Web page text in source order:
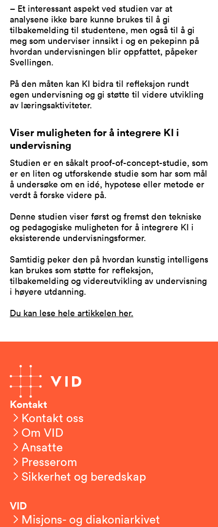
– Et interessant aspekt ved studien var at
analysene ikke bare kunne brukes til å gi
tilbakemelding til studentene, men også til å gi
meg som underviser innsikt i og en pekepinn på
hvordan undervisningen blir oppfattet, påpeker
Svellingen.
På den måten kan KI bidra til refleksjon rundt
egen undervisning og gi støtte til videre utvikling
av læringsaktiviteter.
Viser muligheten for å integrere KI i
undervisning
Studien er en såkalt proof-of-concept-studie, som
er en liten og utforskende studie som har som mål
å undersøke om en idé, hypotese eller metode er
verdt å forske videre på.
Denne studien viser først og fremst den tekniske
og pedagogiske muligheten for å integrere KI i
eksisterende undervisningsformer.
Samtidig peker den på hvordan kunstig intelligens
kan brukes som støtte for refleksjon,
tilbakemelding og videreutvikling av undervisning
i høyere utdanning.
Du kan lese hele artikkelen her.
Kontakt
Kontakt oss
Om VID
Ansatte
Presserom
Sikkerhet og beredskap
VID
Misjons- og diakoniarkivet